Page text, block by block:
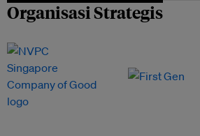
Organisasi Strategis